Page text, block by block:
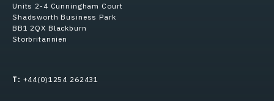
Units 2-4 Cunningham Court
Shadsworth Business Park
BB1 2QX Blackburn
Storbritannien
T: +44(0)1254 262431